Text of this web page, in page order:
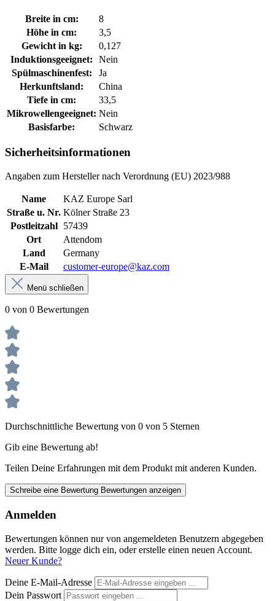
Breite in cm:
8
Höhe in cm:
3,5
Gewicht in kg:
0,127
Induktionsgeeignet:
Nein
Spülmaschinenfest:
Ja
Herkunftsland:
China
Tiefe in cm:
33,5
Mikrowellengeeignet: Nein
Basisfarbe:
Schwarz
Sicherheitsinformationen
Angaben zum Hersteller nach Verordnung (EU) 2023/988
Name
KAZ Europe Sarl
Straße u. Nr. Kölner Straße 23
Postleitzahl
57439
Ort
Attendom
Land
Germany
E-Mail
customer-europe@kaz.com
Menü schließen
0 von 0 Bewertungen
Durchschnittliche Bewertung von 0 von 5 Sternen
Gib eine Bewertung ab!
Teilen Deine Erfahrungen mit dem Produkt mit anderen Kunden.
Schreibe eine Bewertung Bewertungen anzeigen
Anmelden
Bewertungen können nur von angemeldeten Benutzern abgegeben
werden. Bitte logge dich ein, oder erstelle einen neuen Account.
Neuer Kunde?
Deine E-Mail-Adresse
Dein Passwort